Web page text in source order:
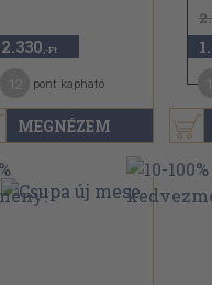
MEGNÉZEM
2.330 ,-Ft
pont kapható